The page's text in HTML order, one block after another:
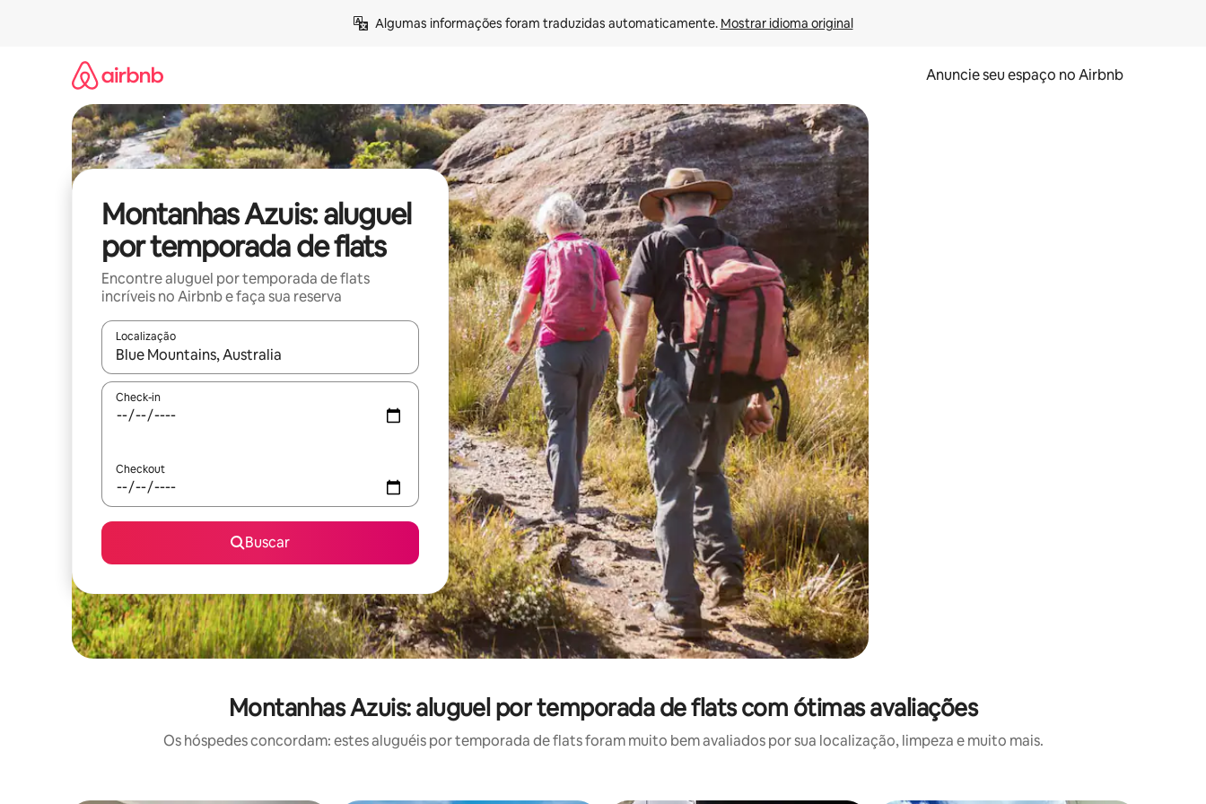
Algumas informações foram traduzidas automaticamente. Mostrar idioma original
Anuncie seu espaço no Airbnb
Montanhas Azuis: aluguel
por temporada de flats
Encontre aluguel por temporada de flats
incríveis no Airbnb e faça sua reserva
Localização
Quando os resultados estiverem disponíveis, explore-os usando as seta para cima e para baixo do teclado ou tocando e deslizando o dedo na tela.
Check-in
Checkout
Buscar
Montanhas Azuis: aluguel por temporada de flats com ótimas avaliações
Os hóspedes concordam: estes aluguéis por temporada de flats foram muito bem avaliados por sua localização, limpeza e muito mais.